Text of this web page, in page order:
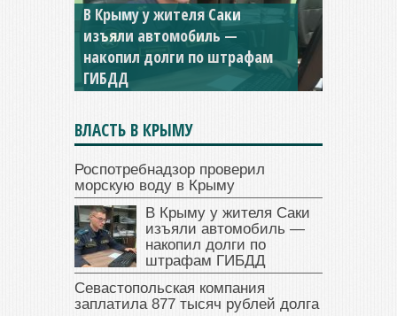
В Крыму у жителя Саки
изъяли автомобиль —
накопил долги по штрафам
ГИБДД
ВЛАСТЬ В КРЫМУ
Роспотребнадзор проверил
морскую воду в Крыму
В Крыму у жителя Саки
изъяли автомобиль —
накопил долги по
штрафам ГИБДД
Севастопольская компания
заплатила 877 тысяч рублей долга